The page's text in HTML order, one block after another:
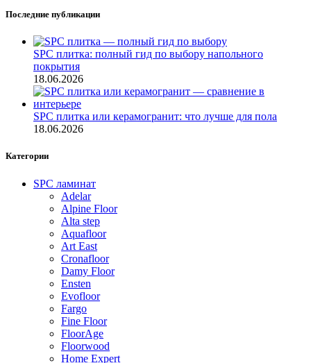
Последние публикации
SPC плитка: полный гид по выбору напольного
покрытия
18.06.2026
SPC плитка или керамогранит: что лучше для пола
18.06.2026
Категории
SPC ламинат
Adelar
Alpine Floor
Alta step
Aquafloor
Art East
Cronafloor
Damy Floor
Ensten
Evofloor
Fargo
Fine Floor
FloorAge
Floorwood
Home Expert